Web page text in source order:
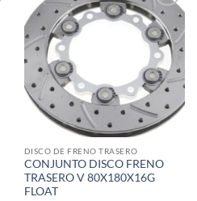
Add to
wishlist
DISCO DE FRENO TRASERO
CONJUNTO DISCO FRENO
TRASERO V 80X180X16G
FLOAT